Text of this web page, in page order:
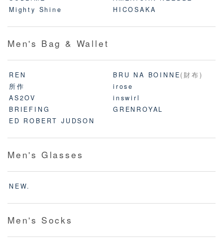
Mighty Shine
HICOSAKA
Men's Bag & Wallet
REN BRU NA BOINNE(財布)
所作
irose
AS2OV
inswirl
BRIEFING
GRENROYAL
ED ROBERT JUDSON
Men's Glasses
NEW.
Men's Socks